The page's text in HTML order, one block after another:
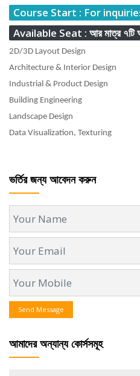
Course Start : For
Available Seat : আর মাত্র ৭টি
2D/3D Layout Design
Architecture & Interior Design
Industrial & Product Design
Building Engineering
Landscape Design
Data Visualization, Texturing
ভর্তির জন্য আবেদন করুন
Send Message
আমাদের অন্যান্য কোর্সসমূহ